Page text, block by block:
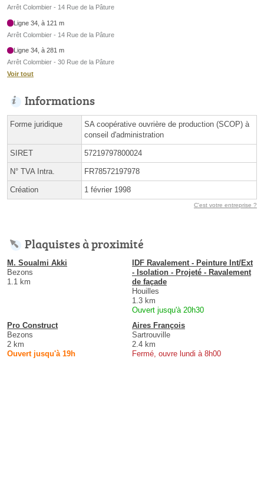
Arrêt Colombier - 14 Rue de la Pâture
Ligne 34, à 121 m
Arrêt Colombier - 14 Rue de la Pâture
Ligne 34, à 281 m
Arrêt Colombier - 30 Rue de la Pâture
Voir tout
Informations
Forme juridique
SA coopérative ouvrière de production (SCOP) à
conseil d'administration
SIRET 57219797800024
N° TVA Intra. FR78572197978
Création 1 février 1998
C'est votre entreprise ?
Plaquistes à proximité
M. Soualmi Akki
Bezons
1.1 km
IDF Ravalement - Peinture Int/Ext
- Isolation - Projeté - Ravalement
de façade
Houilles
1.3 km
Ouvert jusqu'à 20h30
Pro Construct
Bezons
2 km
Ouvert jusqu'à 19h
Aires François
Sartrouville
2.4 km
Fermé, ouvre lundi à 8h00